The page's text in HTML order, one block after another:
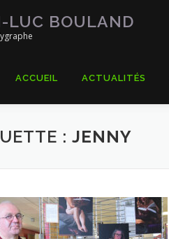
LUC BOULAND
ACCUEIL ACTUALITÉS
: JENNY